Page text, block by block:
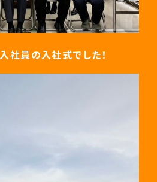
社員の入社式でした！